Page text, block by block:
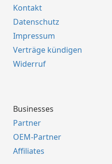
Kontakt
Datenschutz
Impressum
Verträge kündigen
Widerruf
Businesses
Partner
OEM-Partner
Affiliates